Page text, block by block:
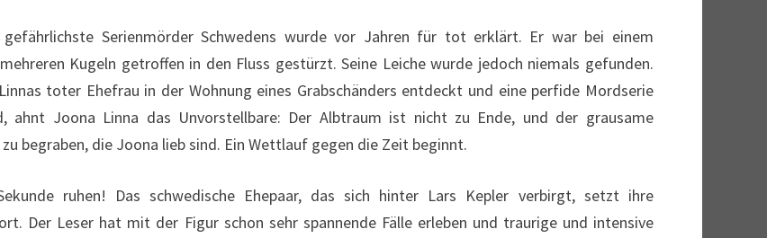
Serienmörder Schwedens wurde vor Jahren für tot erklärt. Er war bei einem
Kugeln getroffen in den Fluss gestürzt. Seine Leiche wurde jedoch niemals gefunden.
toter Ehefrau in der Wohnung eines Grabschänders entdeckt und eine perfide Mordserie
ahnt Joona Linna das Unvorstellbare: Der Albtraum ist nicht zu Ende, und der grausame
begraben, die Joona lieb sind. Ein Wettlauf gegen die Zeit beginnt.
ruhen! Das schwedische Ehepaar, das sich hinter Lars Kepler verbirgt, setzt ihre
Der Leser hat mit der Figur schon sehr spannende Fälle erleben und traurige und intensive